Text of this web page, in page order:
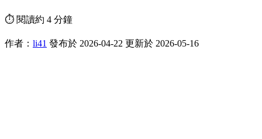
⏱ 閱讀約 4 分鐘
作者： li41 發布於 2026-04-22 更新於 2026-05-16